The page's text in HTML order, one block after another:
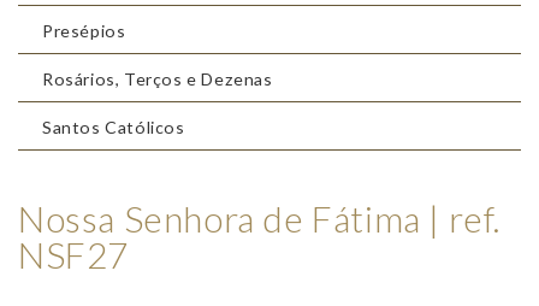
Presépios
Rosários, Terços e Dezenas
Santos Católicos
Nossa Senhora de Fátima | ref.
NSF27